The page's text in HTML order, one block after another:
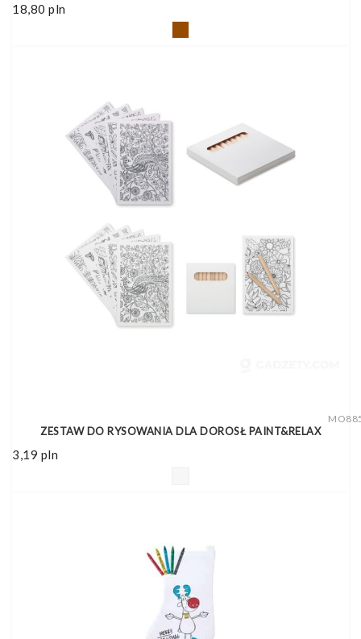
18,80 pln
ZESTAW DO RYSOWANIA DLA DOROSŁ PAINT&RELAX
3,19 pln